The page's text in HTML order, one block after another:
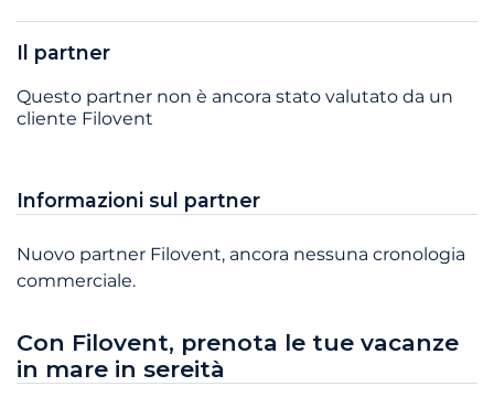
Il partner
Questo partner non è ancora stato valutato da un
cliente Filovent
Informazioni sul partner
Nuovo partner Filovent, ancora nessuna cronologia
commerciale.
Con Filovent, prenota le tue vacanze
in mare in sereità